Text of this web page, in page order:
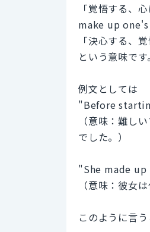
「覚悟する、
make up one's
「決心する、覚
という意味です。
例文としては
"Before
（意味：難し
でした。）
"She made
（意味：彼女
このように言う